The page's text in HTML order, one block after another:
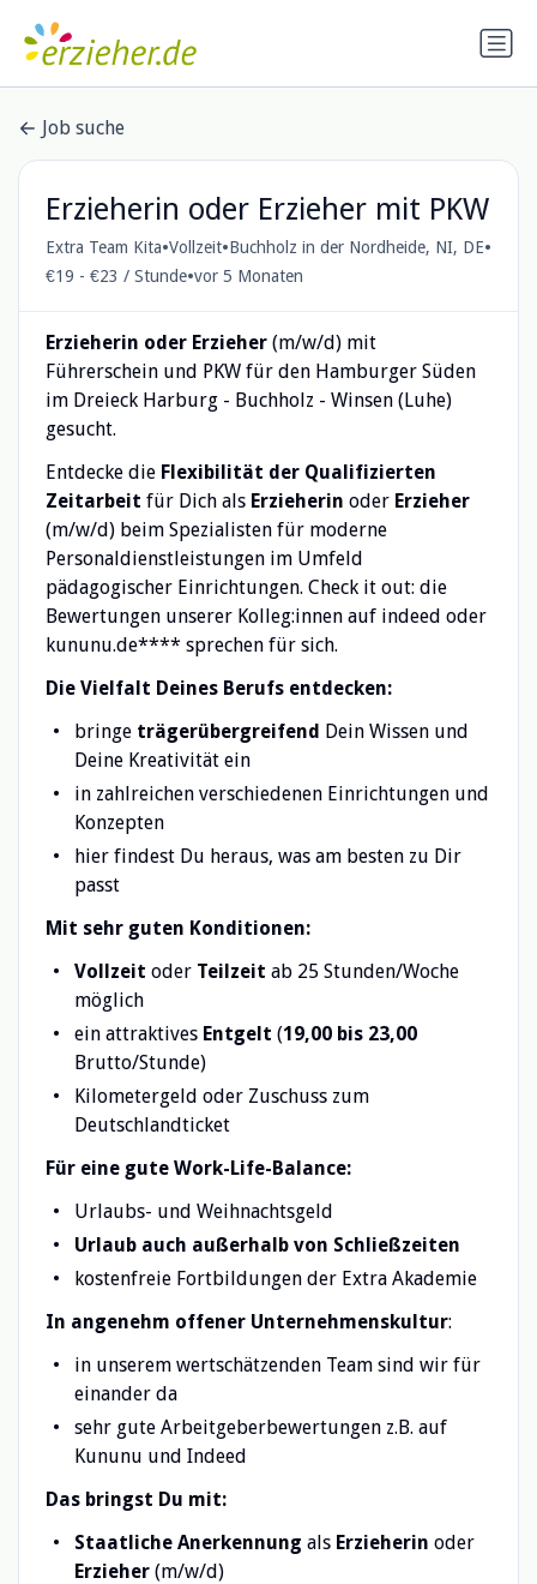
Job suche
Erzieherin oder Erzieher mit PKW
Extra Team Kita•Vollzeit•Buchholz in der Nordheide, NI, DE•
€19 - €23 / Stunde•vor 5 Monaten
Erzieherin oder Erzieher(m/w/d) mit
Führerschein und PKW für den Hamburger Süden
im Dreieck Harburg - Buchholz - Winsen (Luhe)
gesucht.
Entdecke die Flexibilität der Qualifizierten
Zeitarbeit für Dich als Erzieherin oder Erzieher
(m/w/d) beim Spezialisten für moderne
Personaldienstleistungen im Umfeld
pädagogischer Einrichtungen. Check it out: die
Bewertungen unserer Kolleg:innen auf indeed oder
kununu.de**** sprechen für sich.
Die Vielfalt Deines Berufs entdecken:
bringe trägerübergreifend Dein Wissen und
Deine Kreativität ein
in zahlreichen verschiedenen Einrichtungen und
Konzepten
hier findest Du heraus, was am besten zu Dir
passt
Mit sehr guten Konditionen:
Vollzeit oder Teilzeit ab 25 Stunden/Woche
möglich
ein attraktives Entgelt (19,00 bis 23,00
Brutto/Stunde)
Kilometergeld oder Zuschuss zum
Deutschlandticket
Für eine gute Work-Life-Balance:
Urlaubs- und Weihnachtsgeld
Urlaub auch außerhalb von Schließzeiten
kostenfreie Fortbildungen der Extra Akademie
In angenehm offener Unternehmenskultur:
in unserem wertschätzenden Team sind wir für
einander da
sehr gute Arbeitgeberbewertungen z.B. auf
Kununu und Indeed
Das bringst Du mit:
Staatliche Anerkennung als Erzieherin oder
Erzieher(m/w/d)